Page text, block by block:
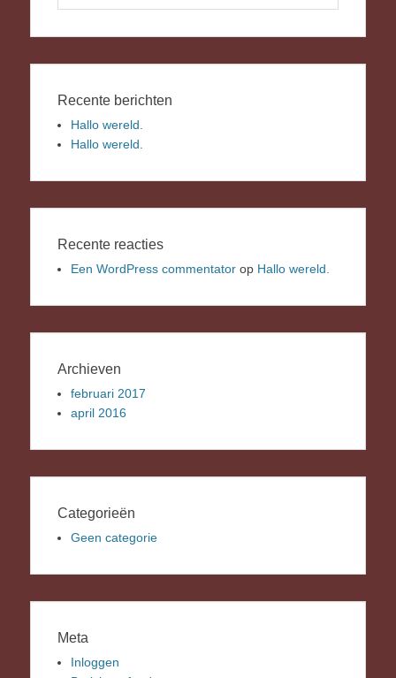
for:
Recente berichten
Hallo wereld.
Hallo wereld.
Recente reacties
Een WordPress commentator op Hallo wereld.
Archieven
februari 2017
april 2016
Categorieën
Geen categorie
Meta
Inloggen